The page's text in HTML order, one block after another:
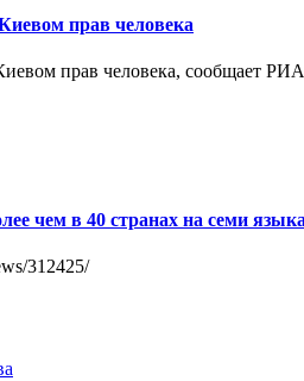
прав человека
прав человека, сообщает
чем в 40 странах на семи
312425/